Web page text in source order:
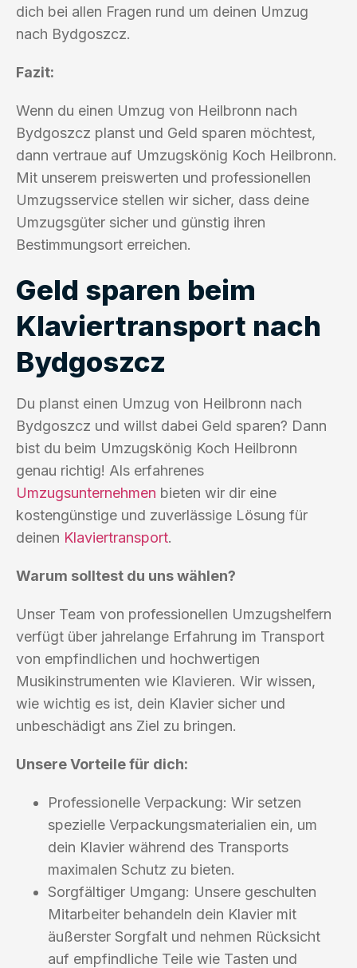
dich bei allen Fragen rund um deinen Umzug
nach Bydgoszcz.
Fazit:
Wenn du einen Umzug von Heilbronn nach
Bydgoszcz planst und Geld sparen möchtest,
dann vertraue auf Umzugskönig Koch Heilbronn.
Mit unserem preiswerten und professionellen
Umzugsservice stellen wir sicher, dass deine
Umzugsgüter sicher und günstig ihren
Bestimmungsort erreichen.
Geld sparen beim
Klaviertransport nach
Bydgoszcz
Du planst einen Umzug von Heilbronn nach
Bydgoszcz und willst dabei Geld sparen? Dann
bist du beim Umzugskönig Koch Heilbronn
genau richtig! Als erfahrenes
Umzugsunternehmen bieten wir dir eine
kostengünstige und zuverlässige Lösung für
deinen Klaviertransport.
Warum solltest du uns wählen?
Unser Team von professionellen Umzugshelfern
verfügt über jahrelange Erfahrung im Transport
von empfindlichen und hochwertigen
Musikinstrumenten wie Klavieren. Wir wissen,
wie wichtig es ist, dein Klavier sicher und
unbeschädigt ans Ziel zu bringen.
Unsere Vorteile für dich:
Professionelle Verpackung: Wir setzen
spezielle Verpackungsmaterialien ein, um
dein Klavier während des Transports
maximalen Schutz zu bieten.
Sorgfältiger Umgang: Unsere geschulten
Mitarbeiter behandeln dein Klavier mit
äußerster Sorgfalt und nehmen Rücksicht
auf empfindliche Teile wie Tasten und